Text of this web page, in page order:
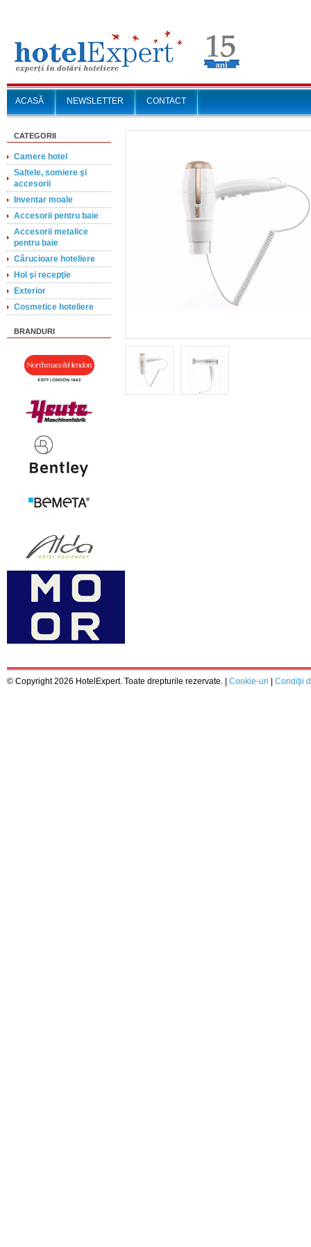
ACASĂ NEWSLETTER CONTACT
CATEGORII
Camere hotel
Saltele, somiere şi
accesorii
Inventar moale
Accesorii pentru baie
Accesorii metalice
pentru baie
Cărucioare hoteliere
Hol şi recepţie
Exterior
Cosmetice hoteliere
BRANDURI
© Copyright 2026 HotelExpert. Toate drepturile rezervate. | Cookie-uri Condiţii